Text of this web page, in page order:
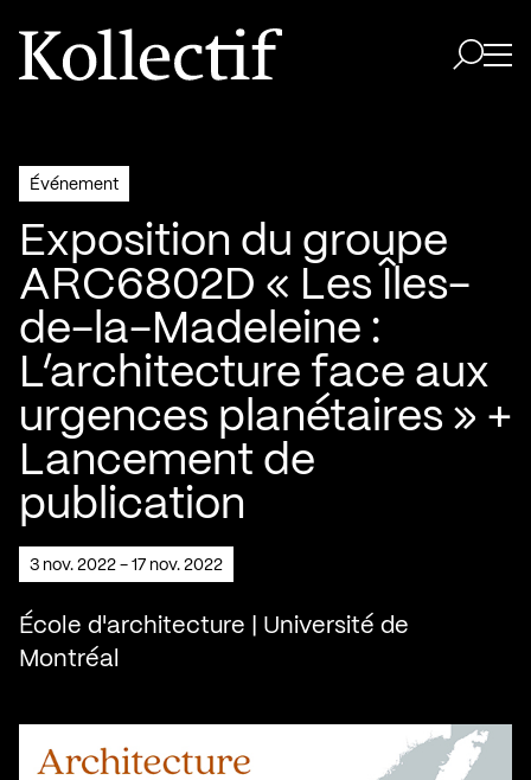
Aller à la page d'accueil
Logo Kollectif
Événement
Exposition du groupe
ARC6802D « Les Îles-
de-la-Madeleine :
L’architecture face aux
urgences planétaires » +
Lancement de
publication
3 nov. 2022 - 17 nov. 2022
École d'architecture | Université de
Montréal